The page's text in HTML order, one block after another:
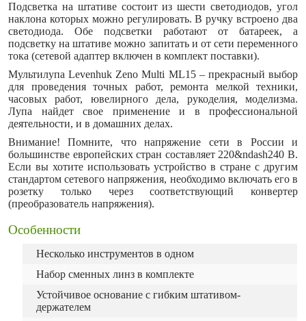
Подсветка на штативе состоит из шести светодиодов, угол
наклона которых можно регулировать. В ручку встроено два
светодиода. Обе подсветки работают от батареек, а
подсветку на штативе можно запитать и от сети переменного
тока (сетевой адаптер включен в комплект поставки).
Мультилупа Levenhuk Zeno Multi ML15 – прекрасный выбор
для проведения точных работ, ремонта мелкой техники,
часовых работ, ювелирного дела, рукоделия, моделизма.
Лупа найдет свое применение и в профессиональной
деятельности, и в домашних делах.
Внимание! Помните, что напряжение сети в России и
большинстве европейских стран составляет 220&ndash240 В.
Если вы хотите использовать устройство в стране с другим
стандартом сетевого напряжения, необходимо включать его в
розетку только через соответствующий конвертер
(преобразователь напряжения).
Особенности
Несколько инструментов в одном
Набор сменных линз в комплекте
Устойчивое основание с гибким штативом-
держателем